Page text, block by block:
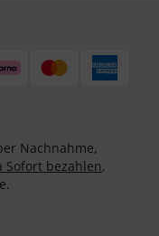
Nachnahme,
Sofort bezahlen,